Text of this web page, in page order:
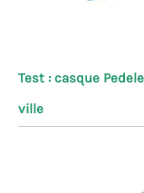
Test : casque
ville